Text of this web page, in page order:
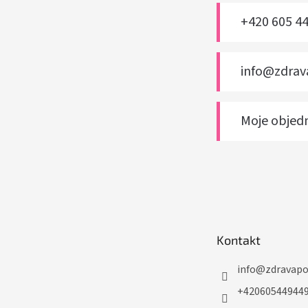
+420 605
Moje
Kontakt
info@
+420605449449